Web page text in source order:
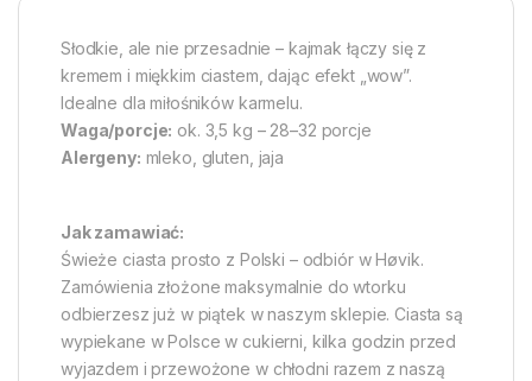
Słodkie, ale nie przesadnie – kajmak łączy się z
kremem i miękkim ciastem, dając efekt „wow”.
Idealne dla miłośników karmelu.
Waga/porcje: ok. 3,5 kg – 28–32 porcje
Alergeny: mleko, gluten, jaja
Jak zamawiać:
Świeże ciasta prosto z Polski – odbiór w Høvik.
Zamówienia złożone maksymalnie do wtorku
odbierzesz już w piątek w naszym sklepie. Ciasta są
wypiekane w Polsce w cukierni, kilka godzin przed
wyjazdem i przewożone w chłodni razem z naszą